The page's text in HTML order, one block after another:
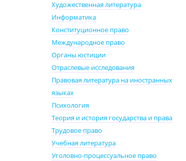
Художественная литература
Информатика
Конституционное право
Международное право
Органы юстиции
Отраслевые исследования
Правовая литература на иностранных
языках
Психология
Теория и история государства и права
Трудовое право
Учебная литература
Уголовно-процессуальное право